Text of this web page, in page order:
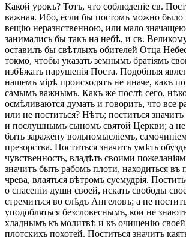
Какой урокъ? Тотъ, что соблюденіе св.
важная. Ибо, если бы постомъ можно было
вещію неразнственною, или мало
занимались бы такъ на небѣ, и св.
оставилъ бы свѣтлыхъ обителей Отца
токмо, чтобы указать земнымъ братіямъ
избѣжать нарушенія Поста. Подобныя
нашемъ мірѣ происходятъ не иначе, какъ
самымъ важнымъ. Какъ же послѣ сего,
осмѣливаются думать и говорить, что все
или не поститься? Нѣтъ; поститься
и послушнымъ сыномъ святой Церкви; а не
быть заражену вольномысліемъ,
презорства. Поститься значитъ умѣть
чувственность, владѣть своими
значитъ быть рабомъ плоти, находиться въ
чрева, влаяться вѣтромъ суемудрія.
о спасеніи души своей, искать свободы
стремиться во слѣдъ Ангеловъ; а не
уподобляться безсловеснымъ, кои не
хладнымъ къ молитвѣ и къ очищенію
плотскихъ похотей. Поститься значитъ